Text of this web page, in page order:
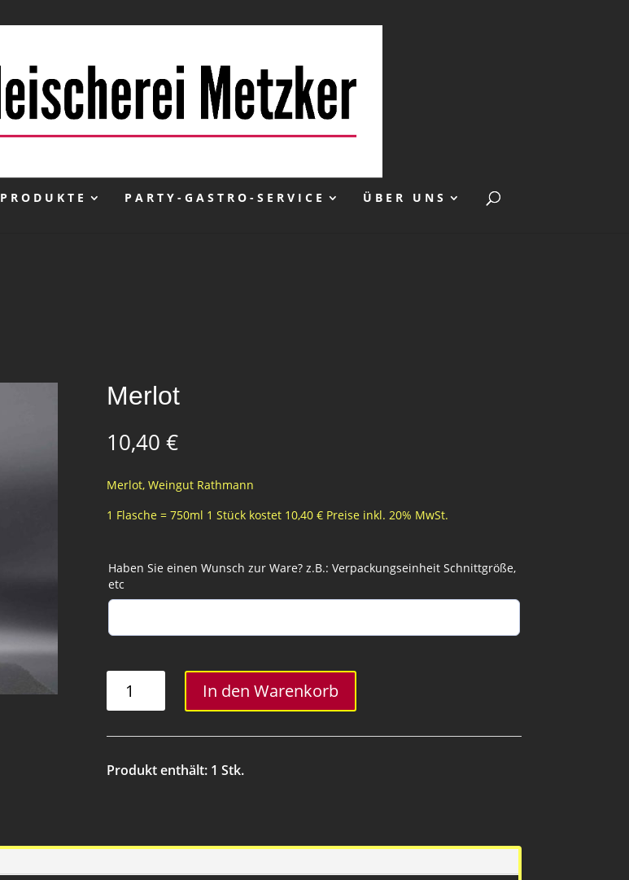
PRODUKTE PARTY-GASTRO-SERVICE ÜBER UNS
Merlot
10,40 €
Merlot, Weingut Rathmann
1 Flasche = 750ml 1 Stück kostet 10,40 € Preise inkl. 20% MwSt.
Haben Sie einen Wunsch zur Ware? z.B.: Verpackungseinheit Schnittgröße,
etc
Menge
In den Warenkorb
Produkt enthält: 1 Stk.